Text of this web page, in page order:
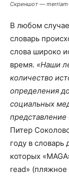
Скриншот —
В любом
словарь
слова широко
время. «Наши
количество
определения
социальных
представление
Питер
году в словарь
которых
read» (пляжное